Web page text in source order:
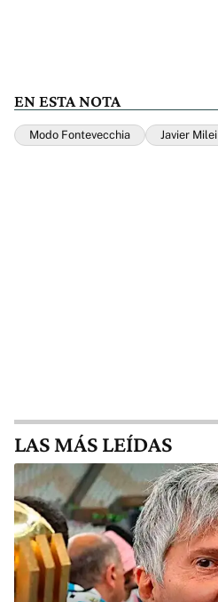
EN ESTA NOTA
Modo Fontevecchia Javier Milei
LAS MÁS LEÍDAS